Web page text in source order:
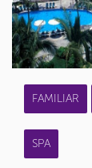
FAMILIAR
SPA